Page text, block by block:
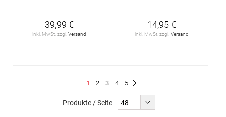
39,99 €
inkl. MwSt. zzgl. Versand
14,95 €
inkl. MwSt. zzgl. Versand
Du
1 Seite
2 Seite
3 Seite
4 Seite
5
Produkte / Seite